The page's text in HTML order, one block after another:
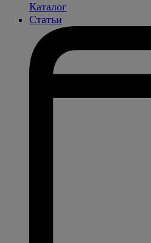
Каталог
Статьи